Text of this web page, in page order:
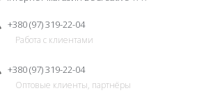
+380 (97) 319-22-04
Работа с клиентами
+380 (97) 319-22-04
Оптовые клиенты, партнёры